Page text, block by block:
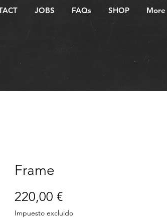
JOBS FAQs SHOP More
Frame
220,00 €Precio
Impuesto excluido